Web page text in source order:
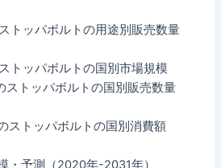
トッパボルトの用途別販売数量
トッパボルトの国別市場規模
ストッパボルトの国別販売数量
ストッパボルトの国別消費額